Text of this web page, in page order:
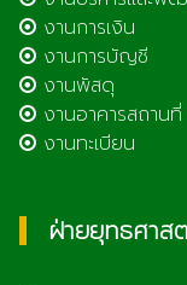
งานการเงิน
งานการบัญชี
งานพัสดุ
งานอาคารสถานที่
งานทะเบียน
ฝ่ายยุทธศาส